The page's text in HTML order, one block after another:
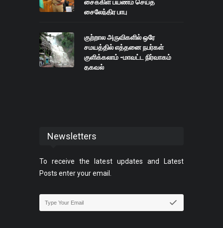
சைக்கிள் பயணம் செய்த
சைலேந்திர பாபு
குற்றால அருவிகளில் ஒரே
சமயத்தில் எத்தனை நபர்கள்
குளிக்கலாம் -மாவட்ட நிர்வாகம்
தகவல்
Newsletters
To receive the latest updates and Latest
Posts enter your email.